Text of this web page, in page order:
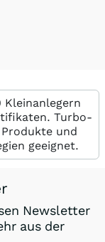
Turbo-
und
geeignet.
Newsletter
aus der